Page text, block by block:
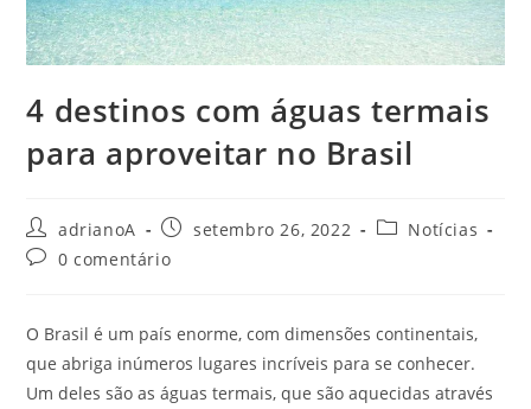
4 destinos com águas termais
para aproveitar no Brasil
Autor
do
post:
adrianoA
Postsetembro 26, 2022
Categoria
Notícias
Comentários
0 comentário
O Brasil é um país enorme, com dimensões continentais,
que abriga inúmeros lugares incríveis para se conhecer.
Um deles são as águas termais, que são aquecidas através